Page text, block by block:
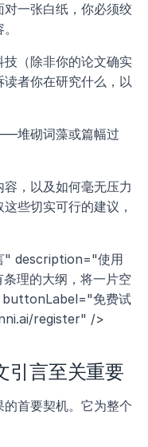
一张白纸，你必须绞
（除非你的论文确实
者你在研究什么，以
堆砌词藻或篇幅过
，以及如何毫无压力
些切实可行的建议，
" description="使用
理的大纲，将一片空
buttonLabel="免费试
register" />
引言至关重要
首要契机。它为整个